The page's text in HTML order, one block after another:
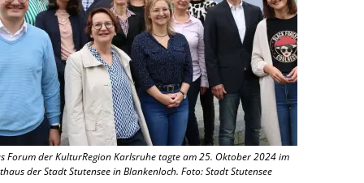
Forum der KulturRegion Karlsruhe tagte am 25. Oktober 2024 im
der Stadt Stutensee in Blankenloch. Foto: Stadt Stutensee